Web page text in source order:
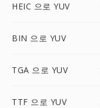
HEIC 으로 YUV
BIN 으로 YUV
TGA 으로 YUV
TTF 으로 YUV